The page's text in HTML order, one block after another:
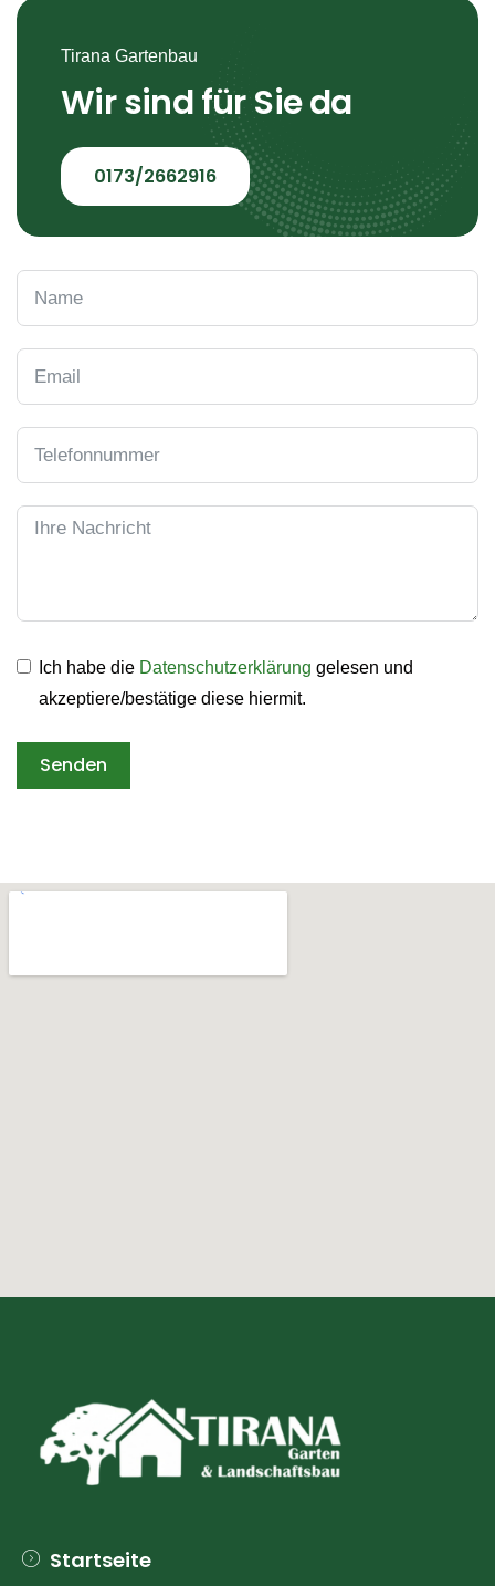
Tirana Gartenbau
Wir sind für Sie da
0173/2662916
Ich habe die Datenschutzerklärung gelesen und
akzeptiere/bestätige diese hiermit.
Senden
Startseite